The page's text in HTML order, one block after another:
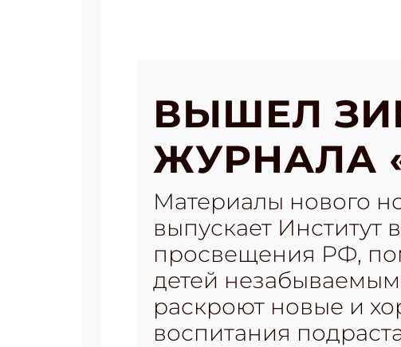
ВЫШЕЛ
ЖУРНАЛА
Материалы нового
выпускает
просвещения РФ,
детей
раскроют новые и
воспитания